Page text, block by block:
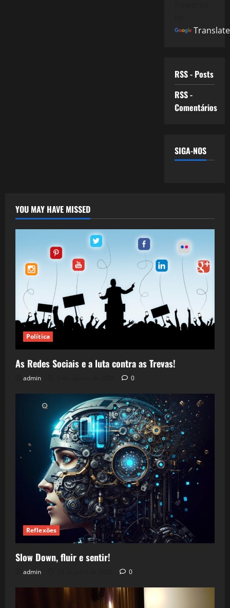
Translate
RSS - Posts
RSS -
Comentários
SIGA-NOS
YOU MAY HAVE MISSED
Política
As Redes Sociais e a luta contra as Trevas!
admin 0
Reflexões
Slow Down, fluir e sentir!
admin 0